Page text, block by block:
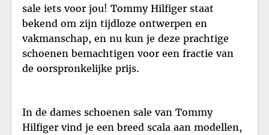
sale iets voor jou! Tommy Hilfiger staat
bekend om zijn tijdloze ontwerpen en
vakmanschap, en nu kun je deze prachtige
schoenen bemachtigen voor een fractie van
de oorspronkelijke prijs.
In de dames schoenen sale van Tommy
Hilfiger vind je een breed scala aan modellen,